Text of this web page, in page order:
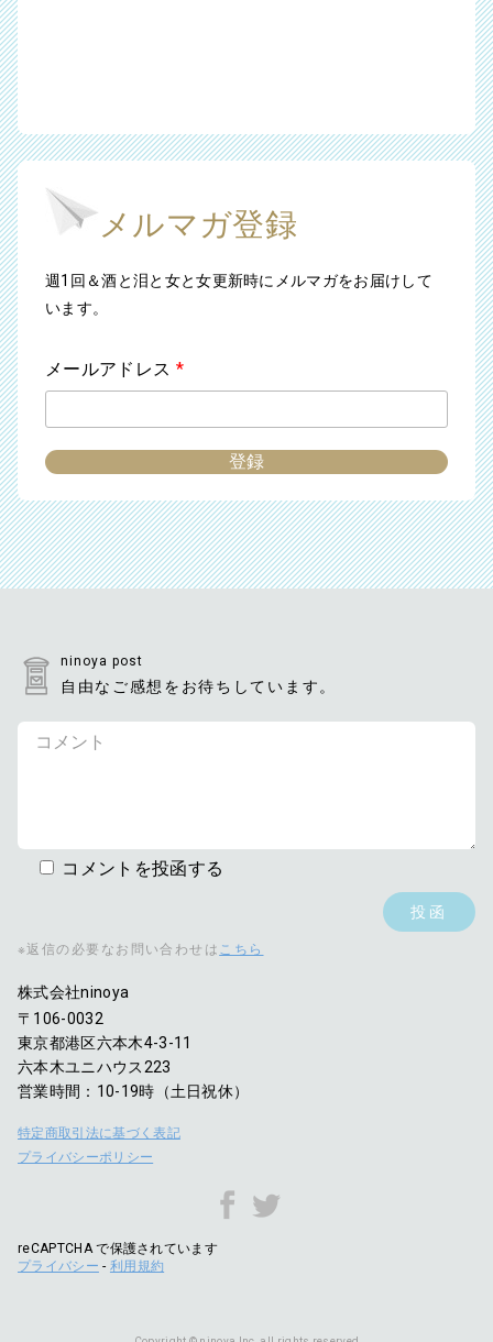
メルマガ登録
週1回＆酒と泪と女と女更新時にメルマガをお届けして
います。
メールアドレス *
ninoya post
自由なご感想をお待ちしています。
コメントを投函する
※返信の必要なお問い合わせは こちら
株式会社ninoya
〒106-0032
東京都港区六本木4-3-11
六本木ユニハウス223
営業時間：10-19時（土日祝休）
特定商取引法に基づく表記
プライバシーポリシー
reCAPTCHA で保護されています
プライバシー - 利用規約